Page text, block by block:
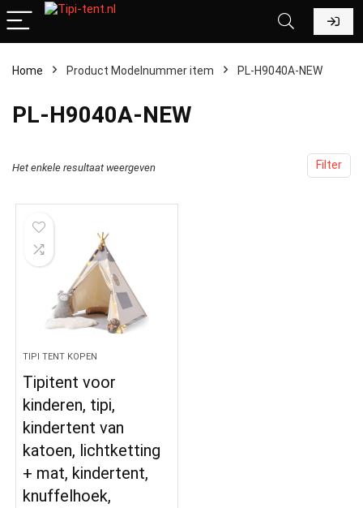
Home Product Modelnummer item ‎PL-H9040A-NEW
‎PL-H9040A-NEW
Filter
Het enkele resultaat weergeven
TIPI TENT KOPEN
Tipitent voor
kinderen, tipi,
kindertent van
katoen, lichtketting
+ mat, kindertent,
knuffelhoek,